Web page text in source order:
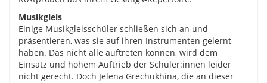
Musikgleis
Einige Musikgleisschüler schließen sich an und
präsentieren, was sie auf ihren Instrumenten gelernt
haben. Das nicht alle auftreten können, wird dem
Einsatz und hohem Auftrieb der Schüler:innen leider
nicht gerecht. Doch Jelena Grechukhina, die an dieser